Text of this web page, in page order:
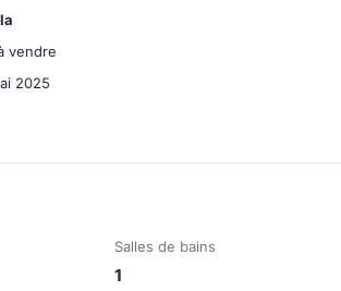
vendre
2025
Salles de bains
1